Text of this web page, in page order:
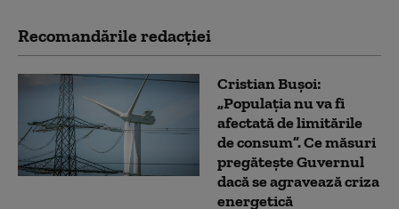
Recomandările redacţiei
Cristian Bușoi:
„Populația nu va fi
afectată de limitările
de consum”. Ce măsuri
pregătește Guvernul
dacă se agravează criza
energetică